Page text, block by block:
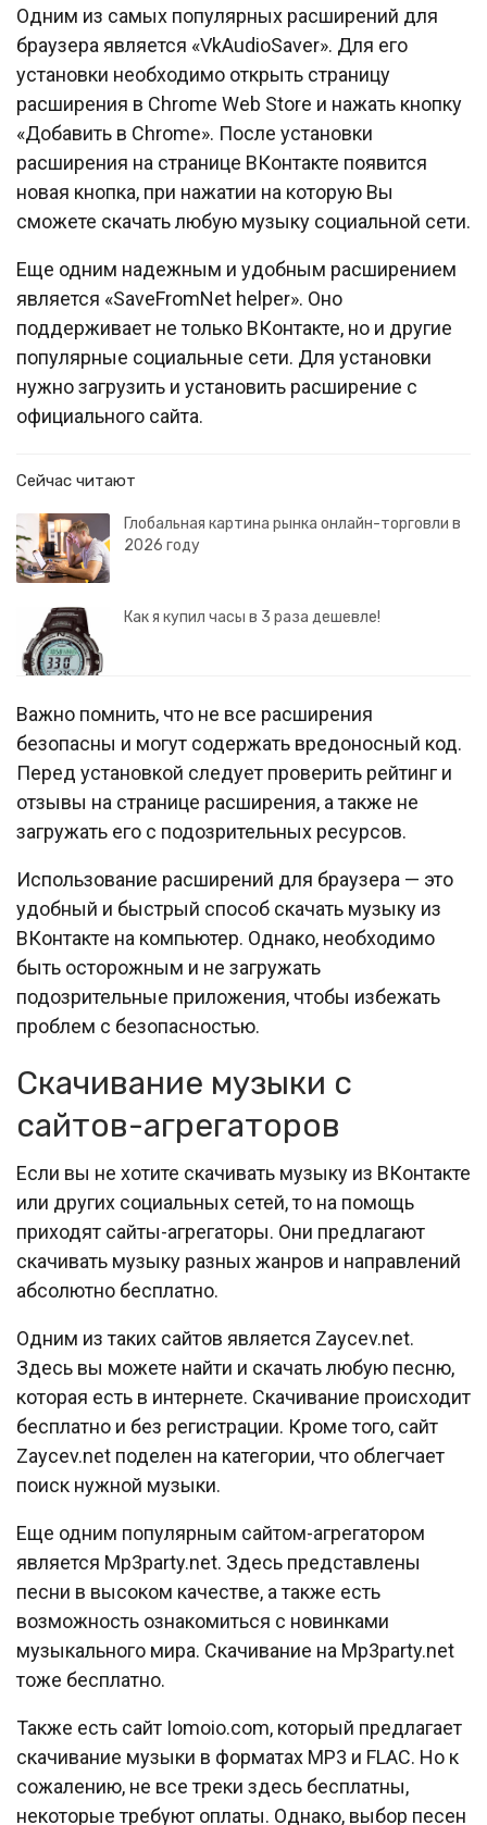
Одним из самых популярных расширений для
браузера является «VkAudioSaver». Для его
установки необходимо открыть страницу
расширения в Chrome Web Store и нажать кнопку
«Добавить в Chrome». После установки
расширения на странице ВКонтакте появится
новая кнопка, при нажатии на которую Вы
сможете скачать любую музыку социальной сети.
Еще одним надежным и удобным расширением
является «SaveFromNet helper». Оно
поддерживает не только ВКонтакте, но и другие
популярные социальные сети. Для установки
нужно загрузить и установить расширение с
официального сайта.
Сейчас читают
Глобальная картина рынка онлайн-торговли в
2026 году
Как я купил часы в 3 раза дешевле!
Важно помнить, что не все расширения
безопасны и могут содержать вредоносный код.
Перед установкой следует проверить рейтинг и
отзывы на странице расширения, а также не
загружать его с подозрительных ресурсов.
Использование расширений для браузера — это
удобный и быстрый способ скачать музыку из
ВКонтакте на компьютер. Однако, необходимо
быть осторожным и не загружать
подозрительные приложения, чтобы избежать
проблем с безопасностью.
Скачивание музыки с
сайтов-агрегаторов
Если вы не хотите скачивать музыку из ВКонтакте
или других социальных сетей, то на помощь
приходят сайты-агрегаторы. Они предлагают
скачивать музыку разных жанров и направлений
абсолютно бесплатно.
Одним из таких сайтов является Zaycev.net.
Здесь вы можете найти и скачать любую песню,
которая есть в интернете. Скачивание происходит
бесплатно и без регистрации. Кроме того, сайт
Zaycev.net поделен на категории, что облегчает
поиск нужной музыки.
Еще одним популярным сайтом-агрегатором
является Mp3party.net. Здесь представлены
песни в высоком качестве, а также есть
возможность ознакомиться с новинками
музыкального мира. Скачивание на Mp3party.net
тоже бесплатно.
Также есть сайт Iomoio.com, который предлагает
скачивание музыки в форматах MP3 и FLAC. Но к
сожалению, не все треки здесь бесплатны,
некоторые требуют оплаты. Однако, выбор песен